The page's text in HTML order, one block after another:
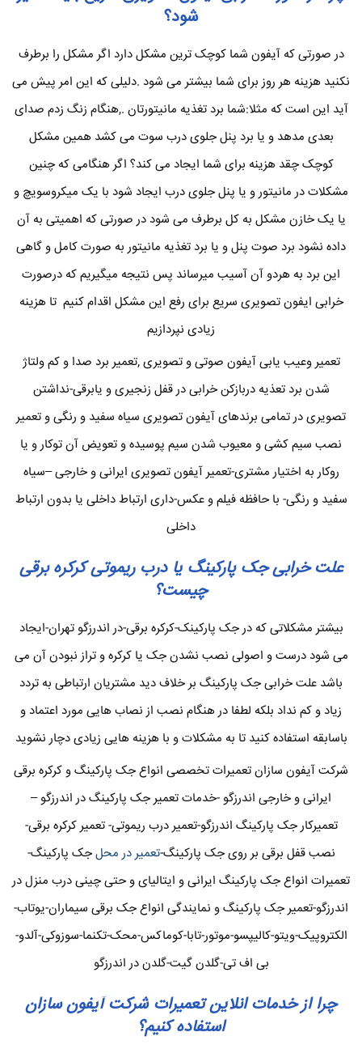
شود؟
در صورتی که آیفون شما کوچک ترین مشکل دارد اگر مشکل را برطرف
نکنید هزینه هر روز برای شما بیشتر می شود .دلیلی که این امر پیش می
آید این است که مثلا:شما برد تغذیه مانیتورتان .,هنگام زنگ زدم صدای
بعدی مدهد و یا برد پنل جلوی درب سوت می کشد همین مشکل
کوچک چقد هزینه برای شما ایجاد می کند؟ اگر هنگامی که چنین
مشکلات در مانیتور و یا پنل جلوی درب ایجاد شود با یک میکروسویچ و
یا یک خازن مشکل به کل برطرف می شود در صورتی که اهمیتی به آن
داده نشود برد صوت پنل و یا برد تغذیه مانیتور به صورت کامل و گاهی
این برد به هردو آن آسیب میرساند پس نتیجه میگیریم که درصورت
خرابی ایفون تصویری سریع برای رفع این مشکل اقدام کنیم تا هزینه
زیادی نپردازیم
تعمیر وعیب یابی آیفون صوتی و تصویری ,تعمیر برد صدا و کم ولتاژ
شدن برد تعذیه دربازکن خرابی در قفل زنجیری و یابرقی-نداشتن
تصویری در تمامی برندهای آیفون تصویری سیاه سفید و رنگی و تعمیر
نصب سیم کشی و معیوب شدن سیم پوسیده و تعویض آن توکار و یا
روکار به اختیار مشتری-تعمیر آیفون تصویری ایرانی و خارجی –سیاه
سفید و رنگی- با حافظه فیلم و عکس-داری ارتباط داخلی یا بدون ارتباط
داخلی
علت خرابی جک پارکینگ یا درب ریموتی کرکره برقی
چیست؟
بیشتر مشکلاتی که در جک پارکینک-کرکره برقی-در اندرزگو تهران-ایجاد
می شود درست و اصولی نصب نشدن جک یا کرکره و تراز نبودن آن می
باشد علت خرابی جک پارکینگ بر خلاف دید مشتریان ارتباطی به تردد
زیاد و کم نداد بلکه لطفا در هنگام نصب از نصاب هایی مورد اعتماد و
باسابقه استفاده کنید تا به مشکلات و با هزینه هایی زیادی دچار نشوید
شرکت آیفون سازان تعمیرات تخصصی انواع جک پارکینگ و کرکره برقی
ایرانی و خارجی اندرزگو -خدمات تعمیر جک پارکینگ در اندرزگو –
تعمیرکار جک پارکینگ اندرزگو-تعمیر درب ریموتی- تعمیر کرکره برقی-
نصب قفل برقی بر روی جک پارکینگ-تعمیر در محلجک پارکینگ-
تعمیرات انواع جک پارکینگ ایرانی و ایتالیای و حتی چینی درب منزل در
اندرزگو-تعمیر جک پارکینگ و نمایندگی انواع جک برقی سیماران-یوتاب-
الکتروپیک-ویتو-کالیپسو-موتور-تابا-کوماکس-محک-تکنما-سوزوکی-آلدو-
بی اف تی-گلدن گیت-گلدن در اندرزگو
چرا از خدمات انلاین تعمیرات شرکت آیفون سازان
استفاده کنیم؟